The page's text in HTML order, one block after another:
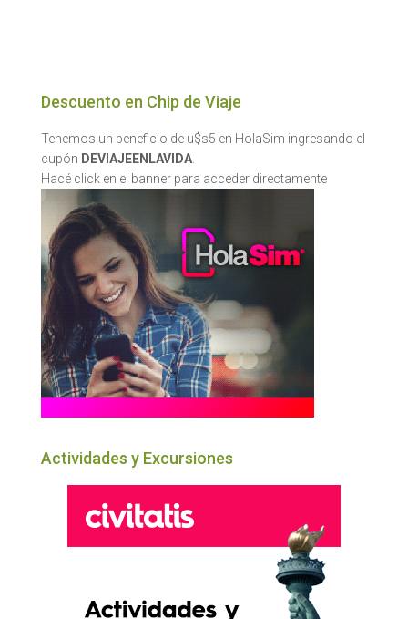
Descuento en Chip de Viaje
Tenemos un beneficio de u$s5 en HolaSim ingresando el
cupón DEVIAJEENLAVIDA
Hacé click en el banner para acceder directamente
Actividades y Excursiones